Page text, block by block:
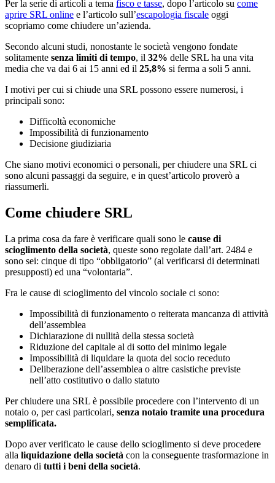
Per la serie di articoli a tema fisco e tasse, dopo l’articolo su come
aprire SRL online e l’articolo sull’escapologia fiscale oggi
scopriamo come chiudere un’azienda.
Secondo alcuni studi, nonostante le società vengono fondate
solitamente senza limiti di tempo, il 32% delle SRL ha una vita
media che va dai 6 ai 15 anni ed il 25,8% si ferma a soli 5 anni.
I motivi per cui si chiude una SRL possono essere numerosi, i
principali sono:
Difficoltà economiche
Impossibilità di funzionamento
Decisione giudiziaria
Che siano motivi economici o personali, per chiudere una SRL ci
sono alcuni passaggi da seguire, e in quest’articolo proverò a
riassumerli.
Come chiudere SRL
La prima cosa da fare è verificare quali sono le cause di
scioglimento della società, queste sono regolate dall’art. 2484 e
sono sei: cinque di tipo “obbligatorio” (al verificarsi di determinati
presupposti) ed una “volontaria”.
Fra le cause di scioglimento del vincolo sociale ci sono:
Impossibilità di funzionamento o reiterata mancanza di attività
dell’assemblea
Dichiarazione di nullità della stessa società
Riduzione del capitale al di sotto del minimo legale
Impossibilità di liquidare la quota del socio receduto
Deliberazione dell’assemblea o altre casistiche previste
nell’atto costitutivo o dallo statuto
Per chiudere una SRL è possibile procedere con l’intervento di un
notaio o, per casi particolari, senza notaio tramite una procedura
semplificata.
Dopo aver verificato le cause dello scioglimento si deve procedere
alla liquidazione della società con la conseguente trasformazione in
denaro di tutti i beni della società.